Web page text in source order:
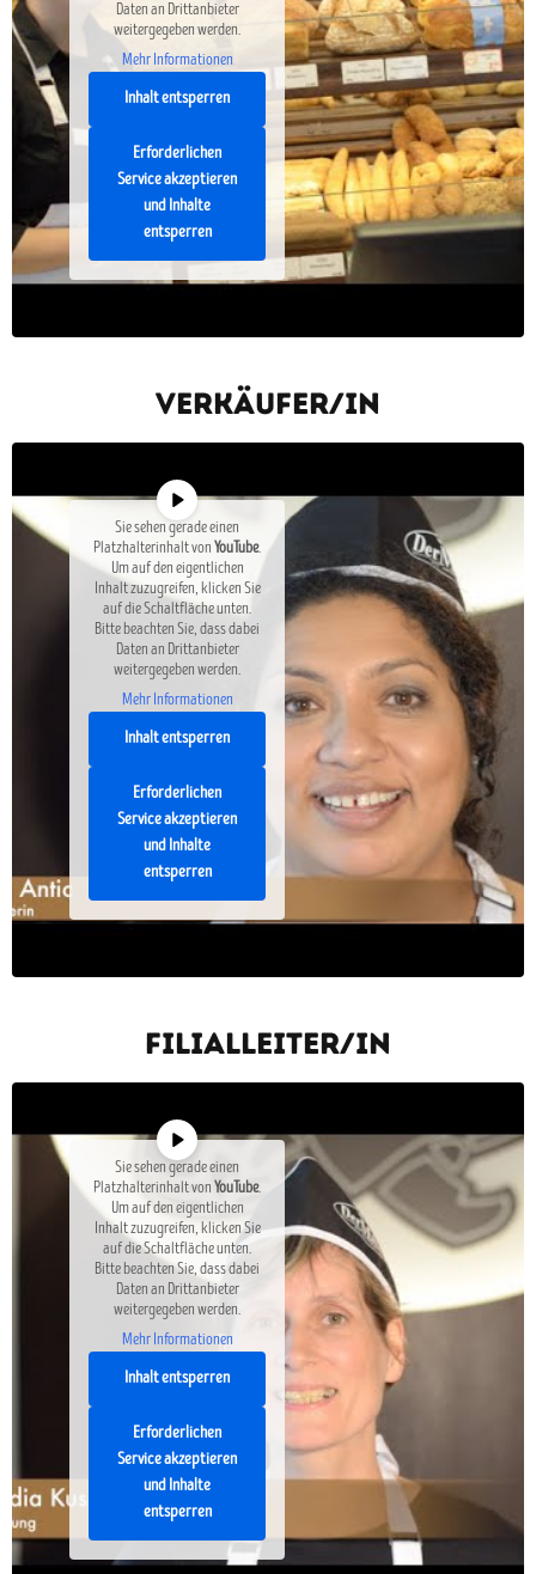
Daten an Drittanbieter
weitergegeben werden.
Mehr Informationen
Inhalt entsperren
Erforderlichen
Service akzeptieren
und Inhalte
entsperren
Verkäufer/in
Sie sehen gerade einen
Platzhalterinhalt von YouTube.
Um auf den eigentlichen
Inhalt zuzugreifen, klicken Sie
auf die Schaltfläche unten.
Bitte beachten Sie, dass dabei
Daten an Drittanbieter
weitergegeben werden.
Mehr Informationen
Inhalt entsperren
Erforderlichen
Service akzeptieren
und Inhalte
entsperren
FilialleitER/IN
Sie sehen gerade einen
Platzhalterinhalt von YouTube.
Um auf den eigentlichen
Inhalt zuzugreifen, klicken Sie
auf die Schaltfläche unten.
Bitte beachten Sie, dass dabei
Daten an Drittanbieter
weitergegeben werden.
Mehr Informationen
Inhalt entsperren
Erforderlichen
Service akzeptieren
und Inhalte
entsperren